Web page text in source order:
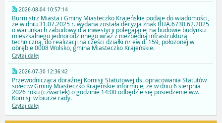
2026-08-04 10:57:14
Burmistrz Miasta i Gminy Miasteczko Krajeńskie podaje do wiadomości,
że w dniu 31.07.2025 r. wydana została decyzja znak BUA.6730.62.2025
o warunkach zabudowy dla inwestycji polegającej na budowie budynku
mieszkalnego jednorodzinnego wraz z niezbędną infrastrukturą
techniczną, do realizacji na części działki nr ewid. 159, położonej w
obrębie 0008 Wolsko, gmina Miasteczko Krajeńskie.
Czytaj dalej
2026-07-30 12:36:42
Przewodnicząca doraźnej Komisji Statutowej ds. opracowania Statutów
sołectw Gminy Miasteczko Krajeńskie informuje, że w dniu 6 sierpnia
2026 roku (czwartek) o godzinie 14:00 odbędzie się posiedzenie ww.
Komisji w biurze rady.
Czytaj dalej